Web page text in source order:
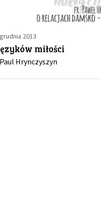
2013
miłości
Hrynczyszyn